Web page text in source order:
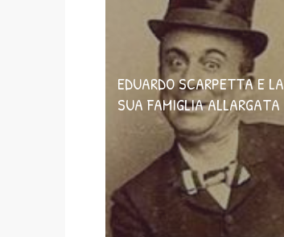
EDUARDO SCARPETTA E LA
SUA FAMIGLIA ALLARGATA